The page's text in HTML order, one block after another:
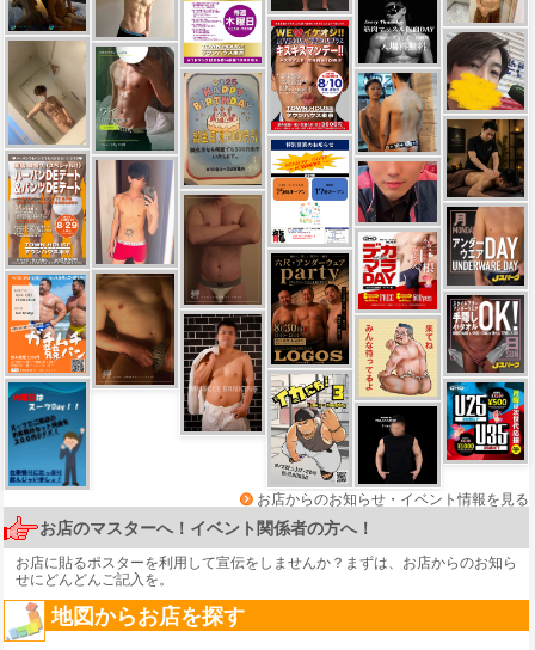
お店からのお知らせ・イベント情報を見る
お店のマスターへ！イベント関係者の方へ！
お店に貼るポスターを利用して宣伝をしませんか？まずは、 お店からのお知ら
せにどんどんご記入を。
地図からお店を探す